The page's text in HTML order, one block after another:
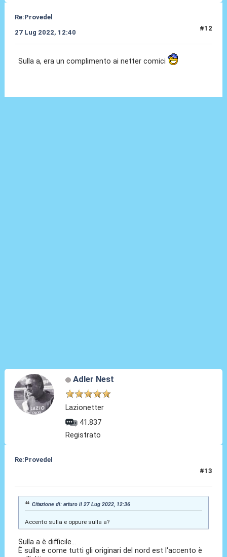
Re:Provedel
27 Lug 2022, 12:40
#12
Sulla a, era un complimento ai netter comici
Adler Nest
Lazionetter
41.837
Registrato
Re:Provedel
#13
Citazione di: arturo il 27 Lug 2022, 12:36
Accento sulla e oppure sulla a?
Sulla a è difficile...
È sulla e come tutti gli originari del nord est l'accento è